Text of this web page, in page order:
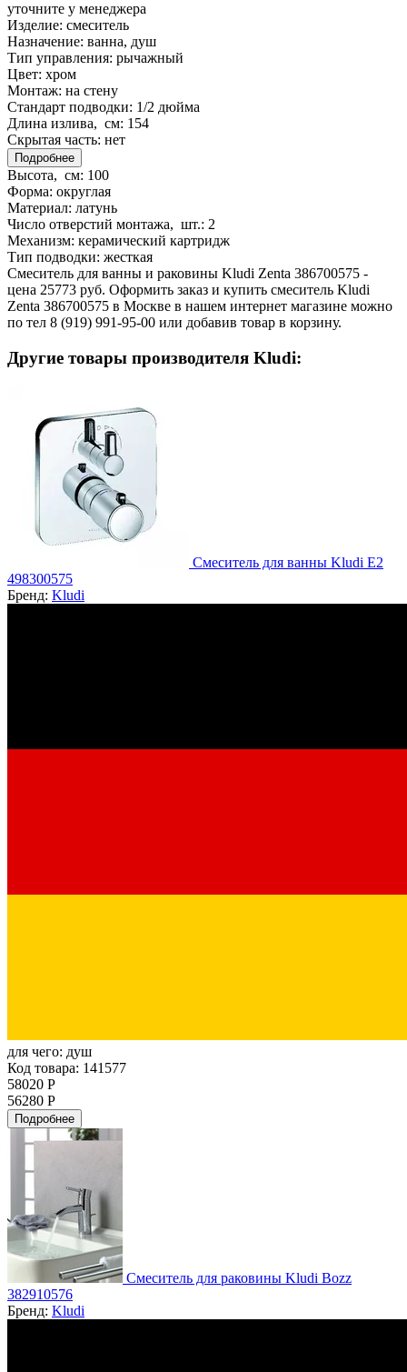
уточните у менеджера
Изделие: смеситель
Назначение: ванна, душ
Тип управления: рычажный
Цвет: хром
Монтаж: на стену
Стандарт подводки: 1/2 дюйма
Длина излива, см: 154
Скрытая часть: нет
Подробнее
Высота, см: 100
Форма: округлая
Материал: латунь
Число отверстий монтажа, шт.: 2
Механизм: керамический картридж
Тип подводки: жесткая
Смеситель для ванны и раковины Kludi Zenta 386700575 -
цена 25773 руб. Оформить заказ и купить смеситель Kludi
Zenta 386700575 в Москве в нашем интернет магазине можно
по тел 8 (919) 991-95-00 или добавив товар в корзину.
Другие товары производителя Kludi:
Смеситель для ванны Kludi E2
498300575
Бренд: Kludi
для чего: душ
Код товара: 141577
58020 Р
56280 Р
Подробнее
Смеситель для раковины Kludi Bozz
382910576
Бренд: Kludi